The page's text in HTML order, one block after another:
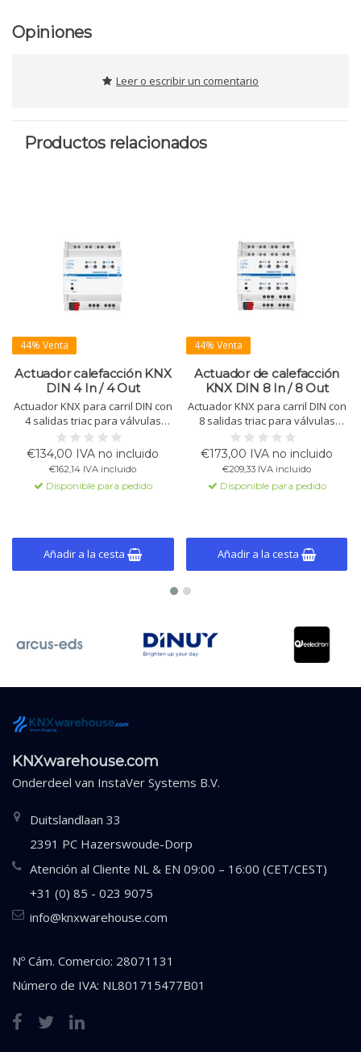
Opiniones
Leer o escribir un comentario
Productos relacionados
44% Venta
Actuador calefacción KNX
DIN 4 In / 4 Out
Actuador KNX para carril DIN con
4 salidas triac para válvulas
termoeléctricas y 4 entradas
configurables. Admite control
on/off, PWM y de 3 puntos, con
funciones de termostato y lógica
integradas.
€134,00 IVA no incluido
€162,14 IVA incluido
Disponible para pedido
Añadir a la cesta
44% Venta
Actuador de calefacción
KNX DIN 8 In / 8 Out
Actuador KNX para carril DIN con
8 salidas triac para válvulas
termoeléctricas y 8 entradas
configurables. Admite control
on/off, PWM y de 3 puntos, con
funciones de termostato y lógica
integradas.
€173,00 IVA no incluido
€209,33 IVA incluido
Disponible para pedido
Añadir a la cesta
KNXwarehouse.com
Onderdeel van InstaVer Systems B.V.
Duitslandlaan 33
2391 PC Hazerswoude-Dorp
Atención al Cliente NL & EN 09:00 – 16:00 (CET/CEST)
+31 (0) 85 - 023 9075
info@knxwarehouse.com
Nº Cám. Comercio: 28071131
Número de IVA: NL801715477B01